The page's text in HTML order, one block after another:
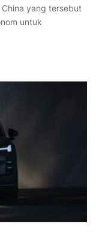
yang tersebut
untuk